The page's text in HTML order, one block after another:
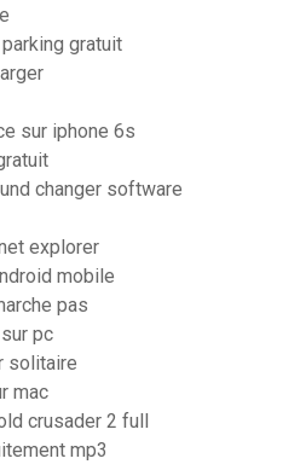
gratuit
sur iphone 6s
changer software
explorer
mobile
pas
pc
solitaire
mac
crusader 2 full
mp3